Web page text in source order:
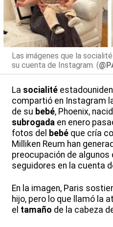
Las imágenes que la
su cuenta de Instagram. (
La socialité
compartió en Instagram
de su bebé, Phoenix,
subrogada en enero
fotos del bebé que cría
Milliken Reum han
preocupación de algunos
seguidores en la cuenta
En la imagen, Paris
hijo, pero lo que llamó la
el tamaño de la cabeza